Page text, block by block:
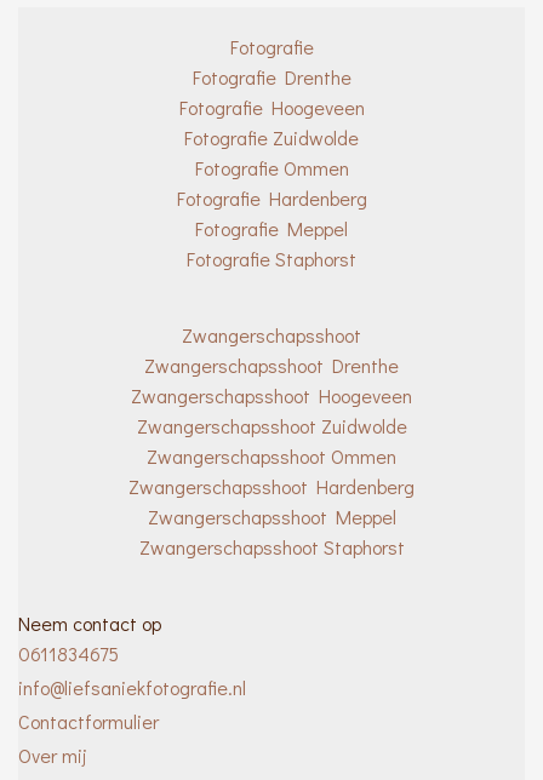
Fotografie
Fotografie Drenthe
Fotografie Hoogeveen
Fotografie Zuidwolde
Fotografie Ommen
Fotografie Hardenberg
Fotografie Meppel
Fotografie Staphorst
Zwangerschapsshoot
Zwangerschapsshoot Drenthe
Zwangerschapsshoot Hoogeveen
Zwangerschapsshoot Zuidwolde
Zwangerschapsshoot Ommen
Zwangerschapsshoot Hardenberg
Zwangerschapsshoot Meppel
Zwangerschapsshoot Staphorst
Neem contact op
0611834675
info@liefsaniekfotografie.nl
Contactformulier
Over mij